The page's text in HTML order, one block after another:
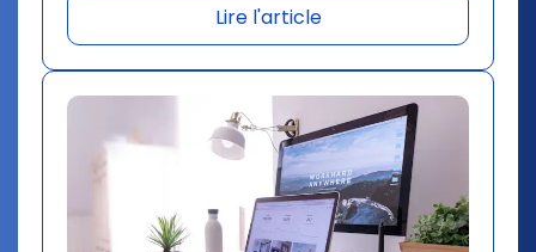
Lire l'article